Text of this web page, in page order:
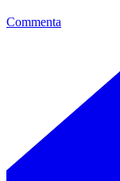
Commenta